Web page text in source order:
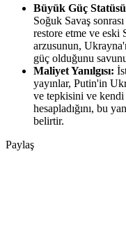
Büyük Güç
Soğuk Savaş
restore etme ve eski
arzusunun,
güç olduğunu
Maliyet Yanılgısı:
yayınlar, Putin'in
ve tepkisini ve kendi
hesapladığını, bu
belirtir.
Paylaş